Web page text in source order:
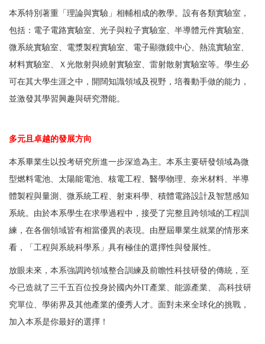
本系特別著重「理論與實驗」相輔相成的教學。設有各類實驗室，
包括：電子電路實驗室、光子與粒子實驗室、半導體元件實驗室、
微系統實驗室、電漿製程實驗室、電子顯微鏡中心、熱流實驗室、
材料實驗室、Ｘ光散射與繞射實驗室、雷射散射實驗室等。 學生必
可在其大學生涯之中，開闊知識領域及視野 ， 培養動手做的能力，
並激發其學習興趣與研究潛能。
多元且卓越的發展方向
本系畢業生以投考研究所進一步深造為主。本系主要研發領域為微
型燃料電池、太陽能電池
核電工程、醫學物理、奈米材料 、半導
體製程與量測
、微系統工程
射束科學、積體電路設計及智慧感知
系統。由於本系學生在求學過程中，接受了完整 且跨領域的工程訓
練，在各個領域皆有相當優異的表現。由歷屆畢業生就業的情形來
看，「工程與系統科學系」具有極佳的選擇性與發展性。
放眼未來，本系強調跨領域整合訓練及前瞻性科技研發的傳統，至
今已造就了三千五百位投身於國內外IT產業、能源產業、 高科技研
究單位、學術界及其他產業的優秀人才。面對未來全球化的挑戰，
加入本系是你最好的選擇！